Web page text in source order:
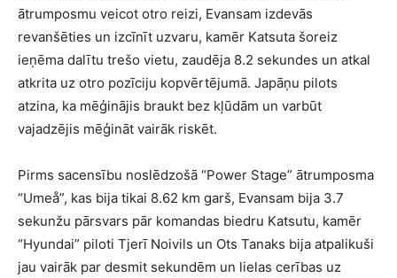
ātrumposmu veicot otro reizi, Evansam izdevās
revanšēties un izcīnīt uzvaru, kamēr Katsuta šoreiz
ieņēma dalītu trešo vietu, zaudēja 8.2 sekundes un atkal
atkrita uz otro pozīciju kopvērtējumā. Japāņu pilots
atzina, ka mēģinājis braukt bez kļūdām un varbūt
vajadzējis mēģināt vairāk riskēt.
Pirms sacensību noslēdzošā “Power Stage” ātrumposma
“Umeå”, kas bija tikai 8.62 km garš, Evansam bija 3.7
sekunžu pārsvars pār komandas biedru Katsutu, kamēr
“Hyundai” piloti Tjerī Noivils un Ots Tanaks bija atpalikuši
jau vairāk par desmit sekundēm un lielas cerības uz